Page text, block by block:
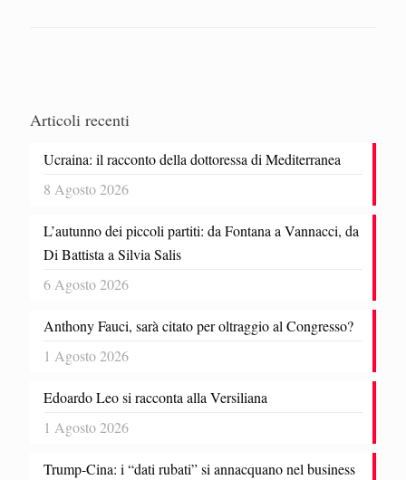
Articoli recenti
Ucraina: il racconto della dottoressa di Mediterranea
8 Agosto 2026
L’autunno dei piccoli partiti: da Fontana a Vannacci, da
Di Battista a Silvia Salis
6 Agosto 2026
Anthony Fauci, sarà citato per oltraggio al Congresso?
1 Agosto 2026
Edoardo Leo si racconta alla Versiliana
1 Agosto 2026
Trump-Cina: i “dati rubati” si annacquano nel business